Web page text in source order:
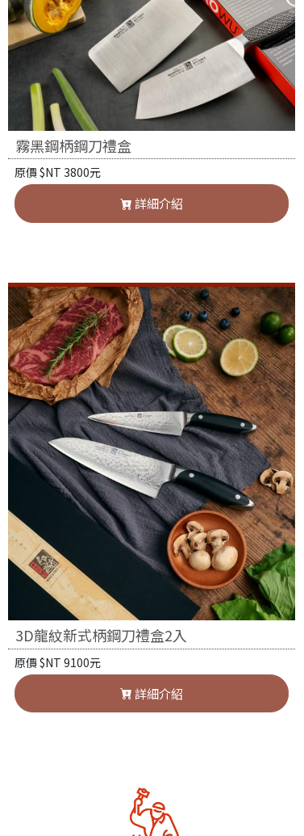
霧黑鋼柄鋼刀禮盒
原價 $NT 3800元
詳細介紹
3D龍紋新式柄鋼刀禮盒2入
原價 $NT 9100元
詳細介紹